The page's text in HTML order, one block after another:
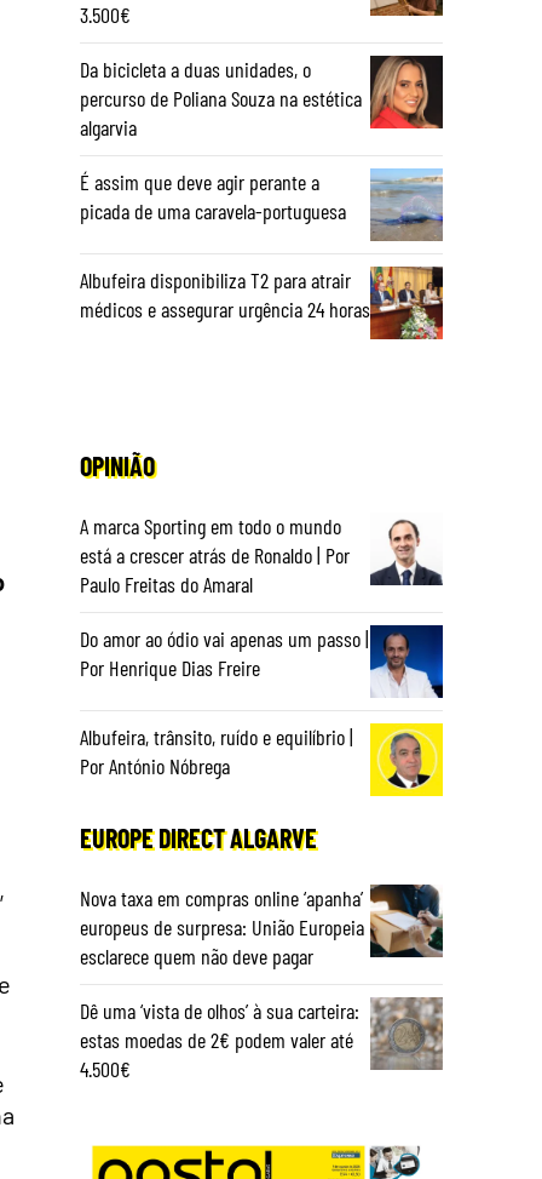
3.500€
Da bicicleta a duas unidades, o
percurso de Poliana Souza na estética
algarvia
É assim que deve agir perante a
picada de uma caravela-portuguesa
Albufeira disponibiliza T2 para atrair
médicos e assegurar urgência 24 horas
OPINIÃO
A marca Sporting em todo o mundo
está a crescer atrás de Ronaldo | Por
Paulo Freitas do Amaral
Do amor ao ódio vai apenas um passo |
Por Henrique Dias Freire
Albufeira, trânsito, ruído e equilíbrio |
Por António Nóbrega
EUROPE DIRECT ALGARVE
Nova taxa em compras online ‘apanha’
europeus de surpresa: União Europeia
esclarece quem não deve pagar
Dê uma ‘vista de olhos’ à sua carteira:
estas moedas de 2€ podem valer até
4.500€